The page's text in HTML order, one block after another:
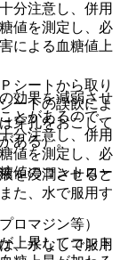
シートから取り
ートの誤飲によ
穿孔をおこして
ある）。
を浸潤させると
た、水で服用す
、水なしで服用
分注意し、併用
値を測定し、必
による血糖値上
効果を減弱させ
とがあるので、
分注意し、併用
値を測定し、必
値のコントロー
ロマジン等）
上昇してコント